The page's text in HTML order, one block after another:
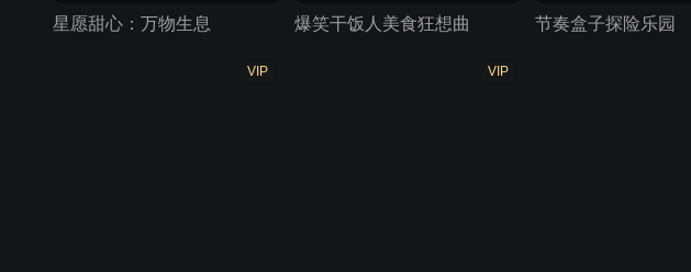
星愿甜心：万物生息 爆笑干饭人美食狂想曲 节奏盒子探险乐园
VIP VIP